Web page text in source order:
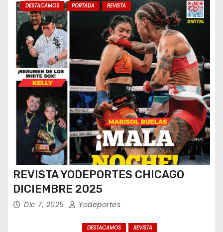
DESTACAMOS PORTADA REVISTA
REVISTA YODEPORTES CHICAGO
DICIEMBRE 2025
Dic 7, 2025 Yodeportes
DESTACAMOS REVISTA